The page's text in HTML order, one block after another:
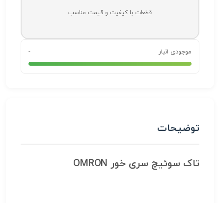
قطعات با کیفیت و قیمت مناسب
موجودی انبار -
توضیحات
تاک سوئیچ سری خور OMRON